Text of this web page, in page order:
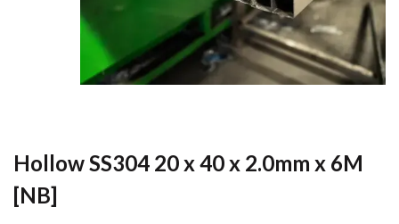
Hollow SS304 20 x 40 x 2.0mm x 6M
[NB]